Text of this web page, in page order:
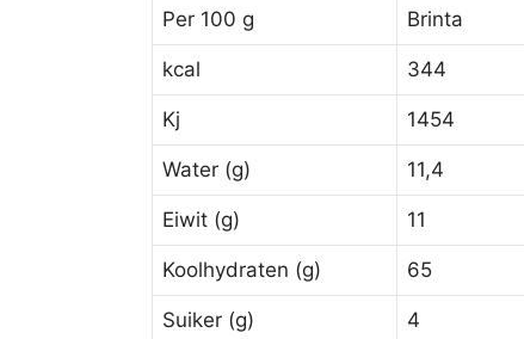
Per 100 g Brinta
kcal 344
Kj 1454
Water (g) 11,4
Eiwit (g) 11
Koolhydraten (g) 65
Suiker (g) 4